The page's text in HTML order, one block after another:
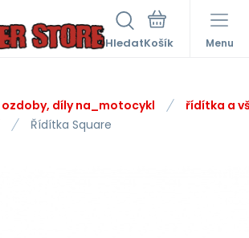
Hledat Menu
díly na_motocykl
řídítka a
Řídítka Square